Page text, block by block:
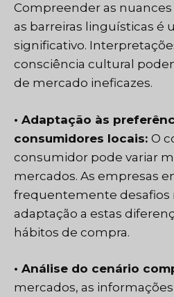
Compreender as
as barreiras linguísticas é
significativo.
consciência cultural
de mercado ineficazes.
• Adaptação às
consumidores locais: O
consumidor pode variar
mercados. As empresas
frequentemente desafios
adaptação a estas
hábitos de compra.
• Análise do cenário
mercados, as